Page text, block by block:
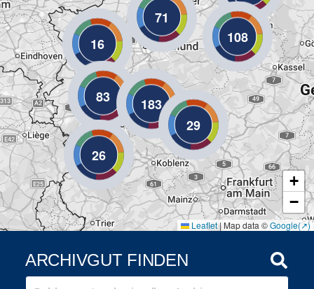
ARCHIVGUT FINDEN
16
26
29
71
83
108
183
+
−
Leaflet|Map data ©Google